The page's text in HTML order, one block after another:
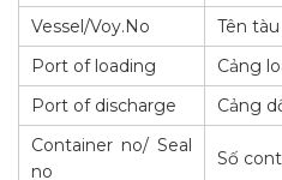
Vessel/Voy.No
Tên
Port of loading
Cảng
Port of discharge
Cảng
Container no/ Seal
no
Số